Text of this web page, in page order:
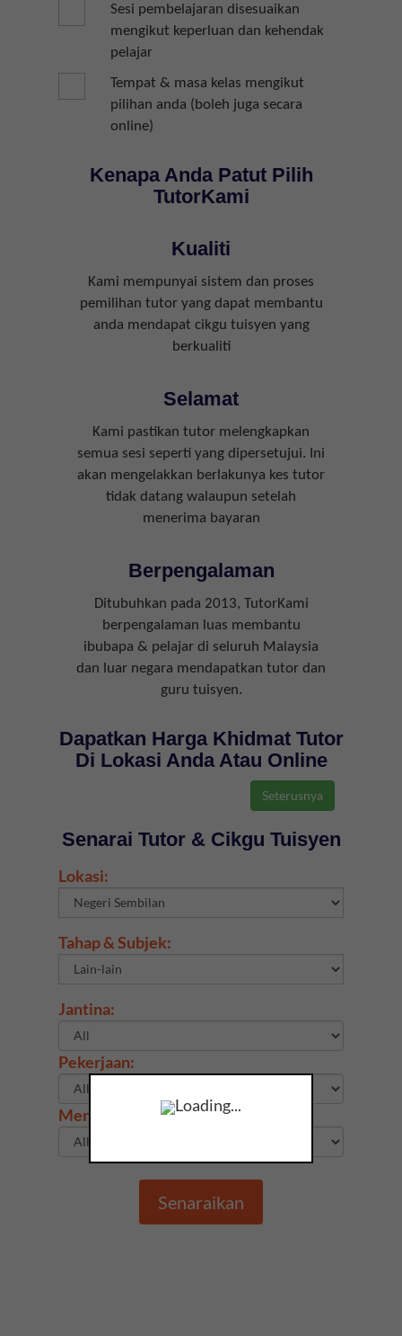
Loading...
Sesi pembelajaran disesuaikan
mengikut keperluan dan kehendak
pelajar
Tempat & masa kelas mengikut
pilihan anda (boleh juga secara
online)
Kenapa Anda Patut Pilih
TutorKami
Kualiti
Kami mempunyai sistem dan proses
pemilihan tutor yang dapat membantu
anda mendapat cikgu tuisyen yang
berkualiti
Selamat
Kami pastikan tutor melengkapkan
semua sesi seperti yang dipersetujui. Ini
akan mengelakkan berlakunya kes tutor
tidak datang walaupun setelah
menerima bayaran
Berpengalaman
Ditubuhkan pada 2013, TutorKami
berpengalaman luas membantu
ibubapa & pelajar di seluruh Malaysia
dan luar negara mendapatkan tutor dan
guru tuisyen.
Dapatkan Harga Khidmat Tutor
Di Lokasi Anda Atau Online
Senarai Tutor & Cikgu Tuisyen
Lokasi:
Tahap & Subjek:
Jantina:
Pekerjaan:
Mengajar Tuisyen Online:
Senaraikan